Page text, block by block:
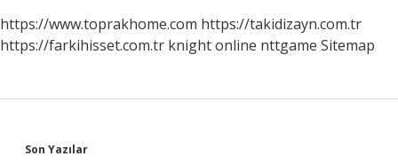
https://www.toprakhome.com https://takidizayn.com.tr
https://farkihisset.com.tr knight online nttgame Sitemap
Son Yazılar